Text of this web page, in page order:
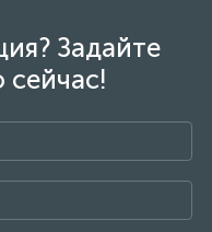
Задайте
сейчас!